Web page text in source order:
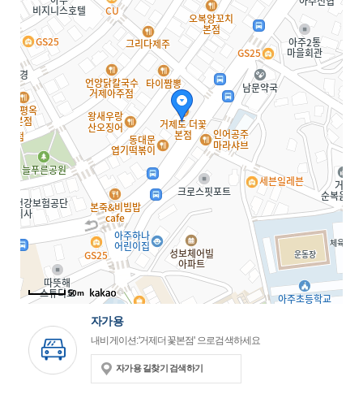
50m
자가용
내비게이션:'거제더꽃본점' 으로검색하세요
자가용 길찾기 검색하기